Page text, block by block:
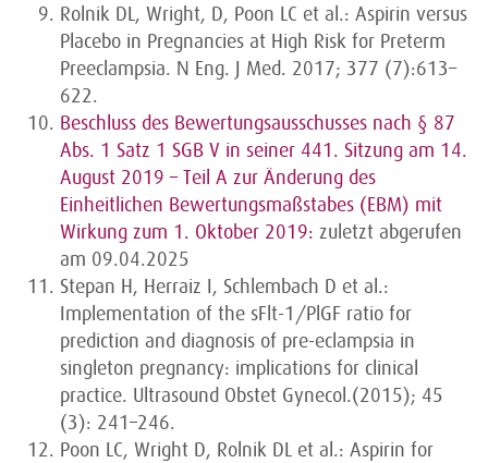
Rolnik DL, Wright, D, Poon LC et al.: Aspirin versus
Placebo in Pregnancies at High Risk for Preterm
Preeclampsia. N Eng. J Med. 2017; 377 (7):613–
622.
Beschluss des Bewertungsausschusses nach § 87
Abs. 1 Satz 1 SGB V in seiner 441. Sitzung am 14.
August 2019 – Teil A zur Änderung des
Einheitlichen Bewertungsmaßstabes (EBM) mit
Wirkung zum 1. Oktober 2019: zuletzt abgerufen
am 09.04.2025
Stepan H, Herraiz I, Schlembach D et al.:
Implementation of the sFlt-1/PlGF ratio for
prediction and diagnosis of pre-eclampsia in
singleton pregnancy: implications for clinical
practice. Ultrasound Obstet Gynecol.(2015); 45
(3): 241–246.
Poon LC, Wright D, Rolnik DL et al.: Aspirin for